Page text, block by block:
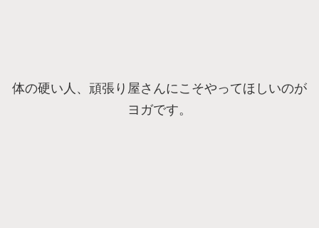
体の硬い人、頑張り屋さんにこそやってほしいのが
ヨガです。